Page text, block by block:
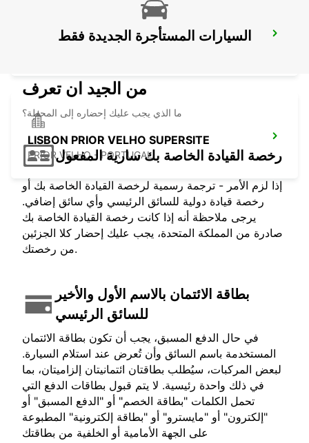
AVEIRO
LISBON PRIOR VELHO SUPERSITE
PRIOR VELHO - PORTUGAL
السيارات المستأجرة الجديدة فقط
من الجيد ان تعرف
ما الذي يجب عليك إحضاره إلى المحطة؟
رخصة القيادة الخاصة بك سارية المفعول
إذا لزم الأمر - ترجمة رسمية لرخصة القيادة الخاصة بك أو
رخصة قيادة دولية للسائق الرئيسي وأي سائق إضافي.
يرجى ملاحظة أنه إذا كانت رخصة القيادة الخاصة بك
صادرة من المملكة المتحدة، يجب عليك إحضار كلا الجزئين
من رخصتك.
بطاقة الائتمان بالاسم الأول والأخير
للسائق الرئيسي
في حال الدفع المسبق، يجب أن تكون بطاقة الائتمان
المستخدمة باسم السائق وأن تُعرض عند استلام السيارة.
لبعض المركبات، سيُطلب بطاقتان ائتمانيتان إلزاميتان، بما
في ذلك واحدة رئيسية. لا يتم قبول بطاقات الدفع التي
تحمل الكلمات "بطاقة الخصم" أو "الدفع المسبق" أو
"إلكترون" أو "مايسترو" أو "بطاقة إلكترونية" المطبوعة
على الجهة الأمامية أو الخلفية من بطاقتك